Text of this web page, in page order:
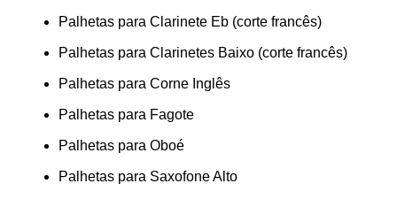
Palhetas para Clarinete Eb (corte francês)
Palhetas para Clarinetes Baixo (corte francês)
Palhetas para Corne Inglês
Palhetas para Fagote
Palhetas para Oboé
Palhetas para Saxofone Alto